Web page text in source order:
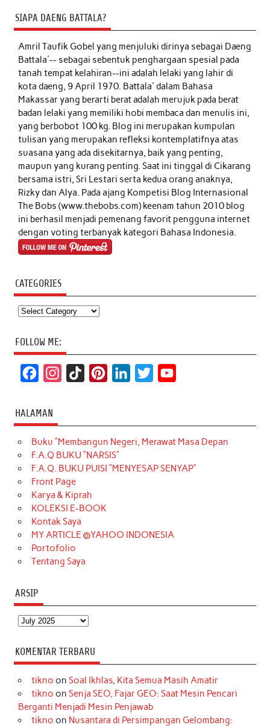
SIAPA DAENG BATTALA?
Amril Taufik Gobelyang menjuluki dirinya sebagai Daeng
Battala'-- sebagai sebentuk penghargaan spesial pada
tanah tempat kelahiran--ini adalah lelaki yang lahir di
kota daeng, 9 April 1970. Battala' dalam Bahasa
Makassar yang berarti berat adalah merujuk pada berat
badan lelaki yang memiliki hobi membaca dan menulis ini,
yang berbobot 100 kg. Blog ini merupakan kumpulan
tulisan yang merupakan refleksi kontemplatifnya atas
suasana yang ada disekitarnya, baik yang penting,
maupun yang kurang penting. Saat ini tinggal di Cikarang
bersama istri, Sri Lestari serta kedua orang anaknya,
Rizky dan Alya. Pada ajang Kompetisi Blog Internasional
The Bobs (www.thebobs.com) keenam tahun 2010 blog
ini berhasil menjadi pemenang favorit pengguna internet
dengan voting terbanyak kategori Bahasa Indonesia.
CATEGORIES
Categories
FOLLOW ME:
c
e
b
o
o
k
t
a
g
r
a
m
T
o
k
t
e
r
k
e
d
t
t
e
T
u
b
HALAMAN
Buku “Membangun Negeri, Merawat Masa Depan
F.A.Q BUKU “NARSIS”
F.A.Q. BUKU PUISI “MENYESAP SENYAP”
Front Page
Karya & Kiprah
KOLEKSI E-BOOK
Kontak Saya
MY ARTICLE @YAHOO INDONESIA
Portofolio
Tentang Saya
ARSIP
Arsip
KOMENTAR TERBARU
tikno on Soal Ikhlas, Kita Semua Masih Amatir
tikno on Senja SEO, Fajar GEO: Saat Mesin Pencari
Berganti Menjadi Mesin Penjawab
tikno on Nusantara di Persimpangan Gelombang: